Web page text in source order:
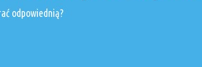
odpowiednią?